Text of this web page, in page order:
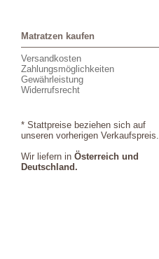
Matratzen kaufen
Versandkosten
Zahlungsmöglichkeiten
Gewährleistung
Widerrufsrecht
* Stattpreise beziehen sich auf
unseren vorherigen Verkaufspreis.
Wir liefern in Österreich und
Deutschland.